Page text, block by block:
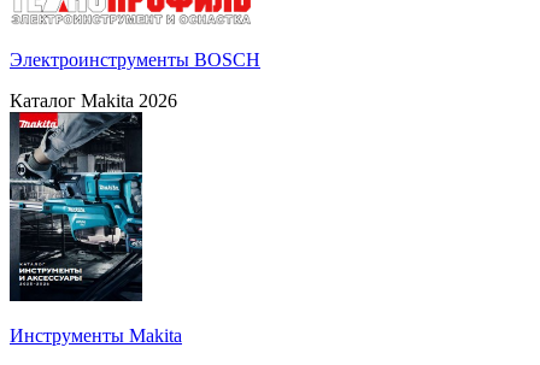
Электроинструменты BOSCH
Каталог Makita 2026
Инструменты Makita